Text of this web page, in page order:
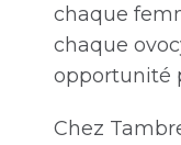
chaque
chaque
opportunité
Chez